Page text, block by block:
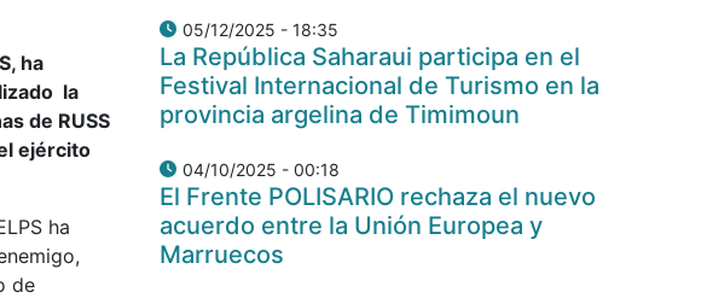
ha
la
de RUSS
ejército
ha
de
05/12/2025 - 18:35
La República Saharaui participa en el
Festival Internacional de Turismo en la
provincia argelina de Timimoun
04/10/2025 - 00:18
El Frente POLISARIO rechaza el nuevo
acuerdo entre la Unión Europea y
Marruecos